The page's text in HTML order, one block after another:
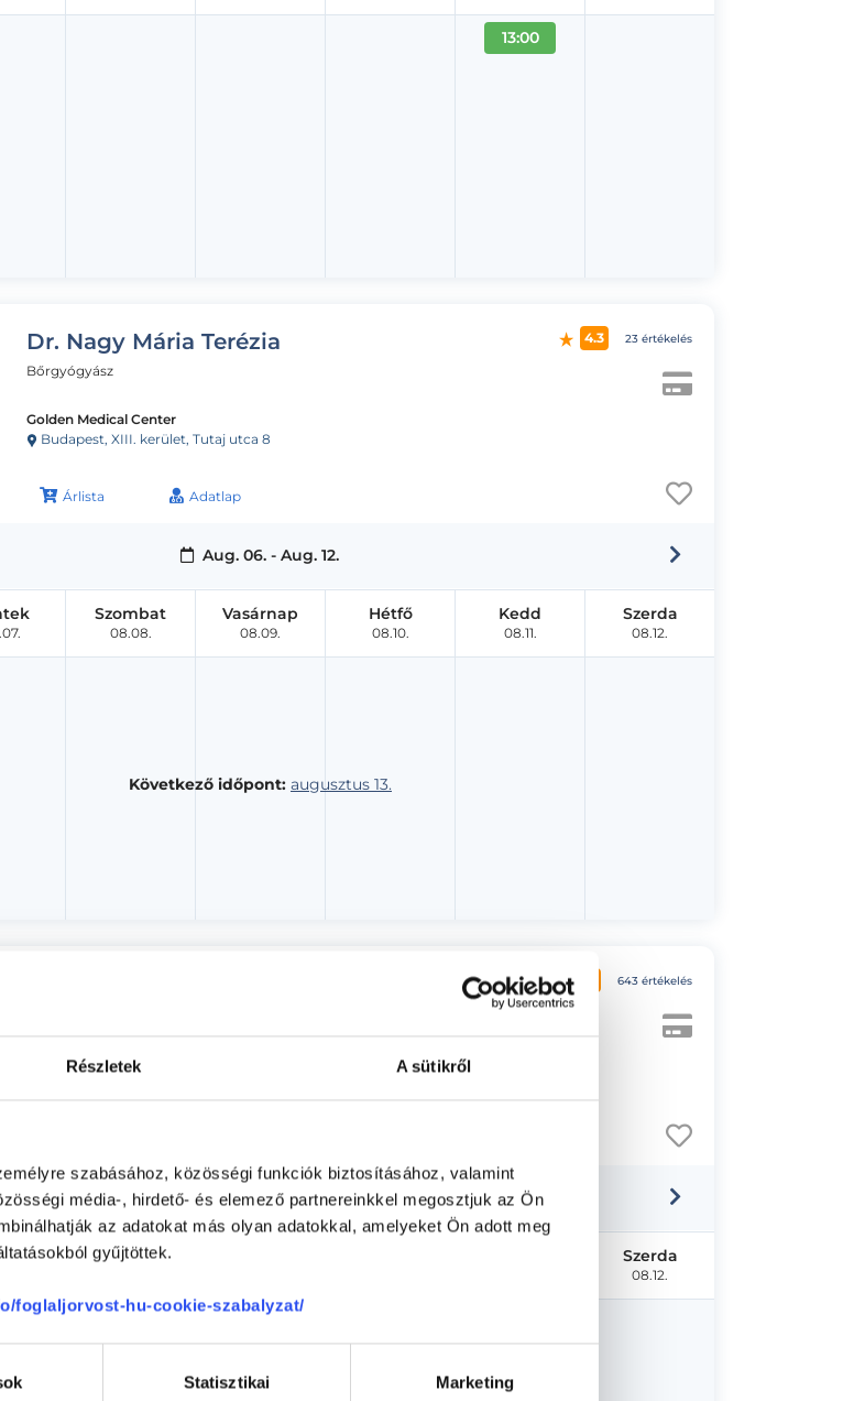
Részletek A sütikről
szabásához, közösségi funkciók biztosításához, valamint
média-, hirdető- és elemező partnereinkkel megosztjuk az Ön
az adatokat más olyan adatokkal, amelyeket Ön adott meg
gyűjtöttek.
foglaljorvost-hu-cookie-szabalyzat/
Statisztikai Marketing
13:00
Dr. Nagy Mária Terézia
Bőrgyógyász
Golden Medical Center
Budapest, XIII. kerület, Tutaj utca 8
Árlista Adatlap
4.3 23 értékelés
Aug. 06. - Aug. 12.
Következő időpont: augusztus 13.
Szombat
08.08.
Vasárnap
08.09.
Hétfő
08.10.
Kedd
08.11.
Szerda
08.12.
Dr. Faragó Katalin magánrendelése
643 értékelés
Aug. 06. - Aug. 12.
Szombat Szerda
08.12.